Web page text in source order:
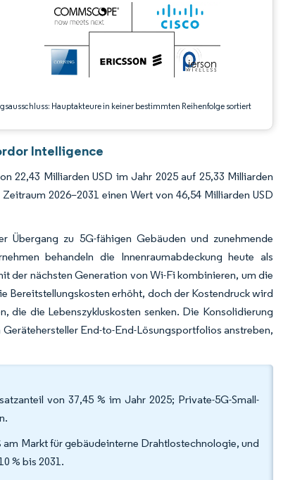
Hauptakteure in keiner bestimmten Reihenfolge sortiert
Intelligence
22,43 Milliarden USD im Jahr 2025 auf 25,33 Milliarden
2026–2031 einen Wert von 46,54 Milliarden USD
Übergang zu 5G-fähigen Gebäuden und zunehmende
behandeln die Innenraumabdeckung heute als
der nächsten Generation von Wi-Fi kombinieren, um die
Bereitstellungskosten erhöht, doch der Kostendruck wird
die die Lebenszykluskosten senken. Die Konsolidierung
End-to-End-Lösungsportfolios anstreben,
von 37,45 % im Jahr 2025; Private-5G-Small-
Markt für gebäudeinterne Drahtlostechnologie, und
% bis 2031.